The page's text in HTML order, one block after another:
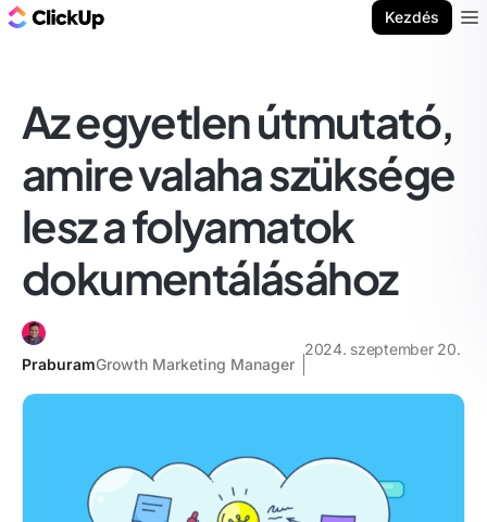
Kezdés
Az egyetlen útmutató,
amire valaha szüksége
lesz a folyamatok
dokumentálásához
PraburamGrowth Marketing Manager
2024. szeptember 20.